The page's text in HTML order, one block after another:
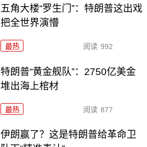
五角大楼“罗生门”：特朗普这出戏
把全世界演懵
最热 阅读 992
特朗普“黄金舰队”：2750亿美金
堆出海上棺材
最热 阅读 877
伊朗赢了？这是特朗普给革命卫